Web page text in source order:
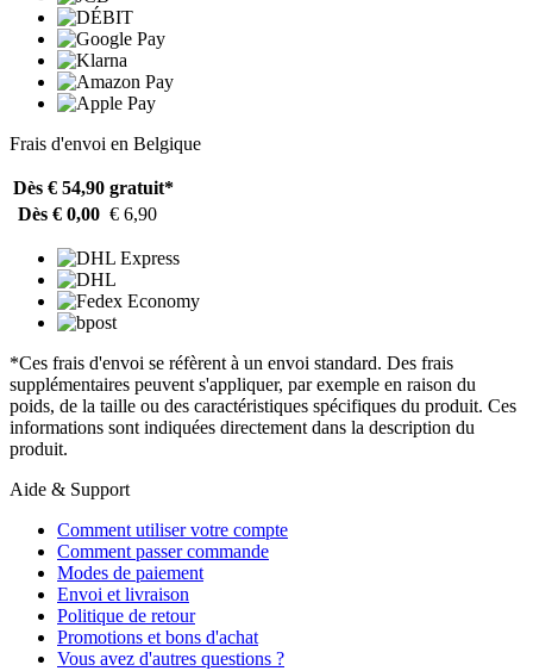
Frais d'envoi en Belgique
Dès € 54,90 gratuit*
Dès € 0,00 € 6,90
*Ces frais d'envoi se réfèrent à un envoi standard. Des frais
supplémentaires peuvent s'appliquer, par exemple en raison du
poids, de la taille ou des caractéristiques spécifiques du produit. Ces
informations sont indiquées directement dans la description du
produit.
Aide & Support
Comment utiliser votre compte
Comment passer commande
Modes de paiement
Envoi et livraison
Politique de retour
Promotions et bons d'achat
Vous avez d'autres questions ?